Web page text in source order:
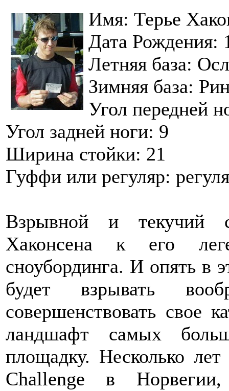
Имя: Терье
Дата Рождения:
Летняя база:
Зимняя база:
Угол передней
Угол задней ноги: 9
Ширина стойки: 21
Гуффи или регуляр:
Взрывной и текучий
Хаконсена к его
сноубординга. И опять в
будет взрывать
совершенствовать свое
ландшафт самых
площадку. Несколько
Challenge в Норвегии,